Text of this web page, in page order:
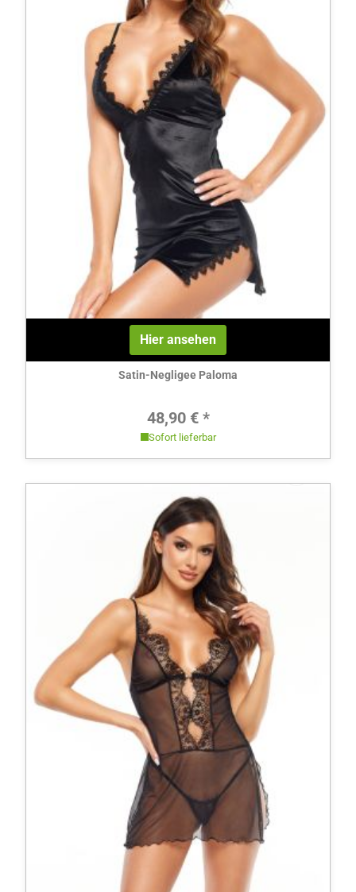
Hier ansehen
Satin-Negligee Paloma
Regulärer Preis:
48,90 € *
Sofort lieferbar